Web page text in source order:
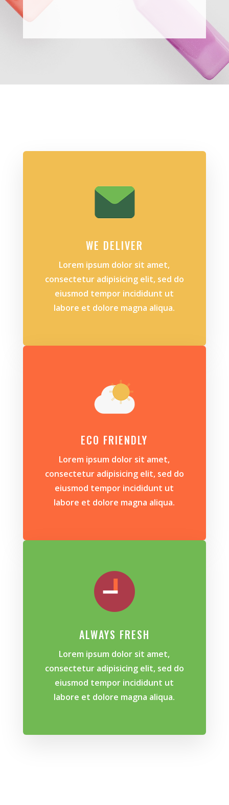
WE DELIVER
Lorem ipsum dolor sit amet,
consectetur adipisicing elit, sed do
eiusmod tempor incididunt ut
labore et dolore magna aliqua.
ECO FRIENDLY
Lorem ipsum dolor sit amet,
consectetur adipisicing elit, sed do
eiusmod tempor incididunt ut
labore et dolore magna aliqua.
ALWAYS FRESH
Lorem ipsum dolor sit amet,
consectetur adipisicing elit, sed do
eiusmod tempor incididunt ut
labore et dolore magna aliqua.